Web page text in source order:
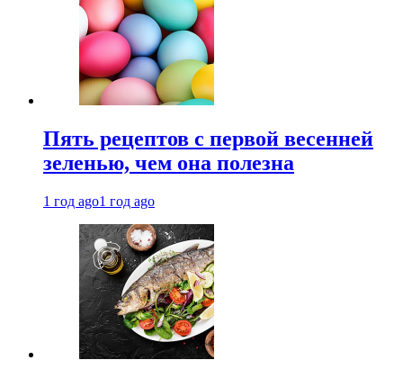
Пять рецептов с первой весенней
зеленью, чем она полезна
1 год ago1 год ago